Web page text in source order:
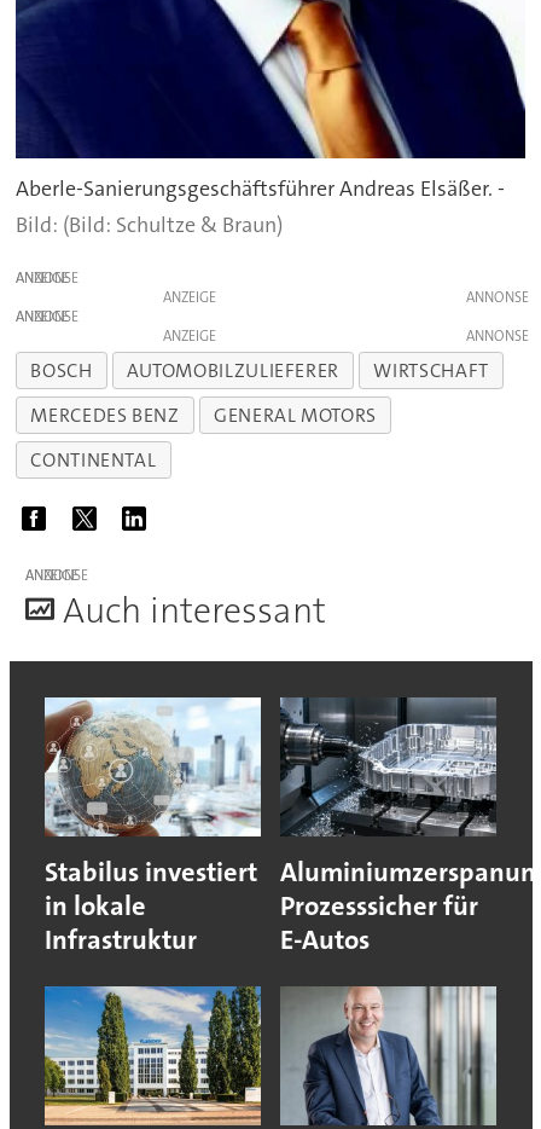
Aberle-Sanierungsgeschäftsführer Andreas Elsäßer. -
(Bild: Schultze & Braun)
ANZEIGE
ANZEIGE
ANZEIGE
ANZEIGE
BOSCH AUTOMOBILZULIEFERER
WIRTSCHAFT
MERCEDES BENZ
GENERAL MOTORS
CONTINENTAL
ANZEIGE
Auch interessant
Stabilus investiert
in lokale
Infrastruktur
Prozesssicher für
E-Autos